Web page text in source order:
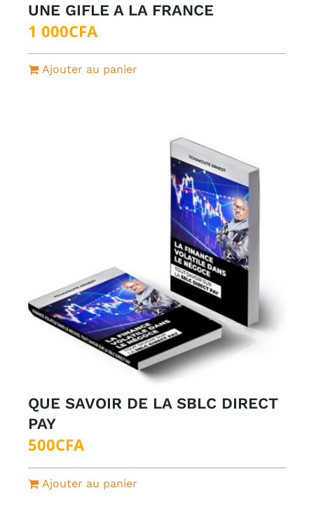
UNE GIFLE A LA FRANCE
1 000CFA
Ajouter au panier
QUE SAVOIR DE LA SBLC DIRECT
PAY
500CFA
Ajouter au panier